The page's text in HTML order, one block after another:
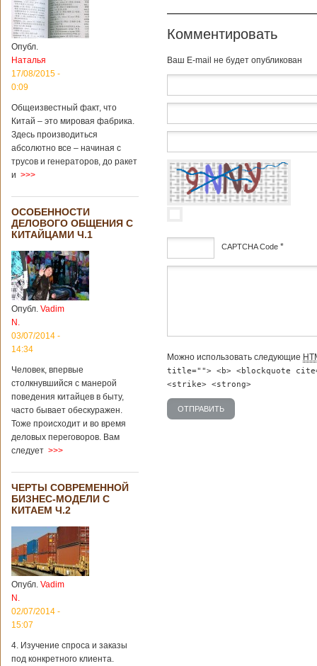
Опубл.
Наталья
17/08/2015 -
0:09
Общеизвестный факт, что
Китай – это мировая фабрика.
Здесь производиться
абсолютно все – начиная с
трусов и генераторов, до ракет
и >>>
ОСОБЕННОСТИ
ДЕЛОВОГО ОБЩЕНИЯ С
КИТАЙЦАМИ Ч.1
Опубл. Vadim
N.
03/07/2014 -
14:34
Человек, впервые
столкнувшийся с манерой
поведения китайцев в быту,
часто бывает обескуражен.
Тоже происходит и во время
деловых переговоров. Вам
следует >>>
ЧЕРТЫ СОВРЕМЕННОЙ
БИЗНЕС-МОДЕЛИ С
КИТАЕМ Ч.2
Опубл. Vadim
N.
02/07/2014 -
15:07
4. Изучение спроса и заказы
под конкретного клиента.
Комментировать
Baш E-mail не будет опубликован
CAPTCHA Code *
Можно использовать следующие
title=""> <b> <blockquote
<strike> <strong>